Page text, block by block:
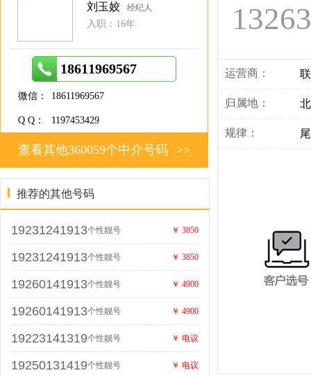
运营商：
归属地：
规律：
刘玉姣 经纪人
入职：16年
18611969567
微信： 18611969567
Q Q： 1197453429
>>
查看其他360059个中介号码
推荐的其他号码
19231241913个性靓号 ￥ 3850
19231241913个性靓号 ￥ 3850
19260141913个性靓号 ￥ 4900
19260141913个性靓号 ￥ 4900
19223141319个性靓号 ￥ 电议
19250131419个性靓号 ￥ 电议